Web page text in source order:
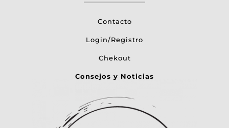
Contacto
Login/Registro
Chekout
Consejos y Noticias